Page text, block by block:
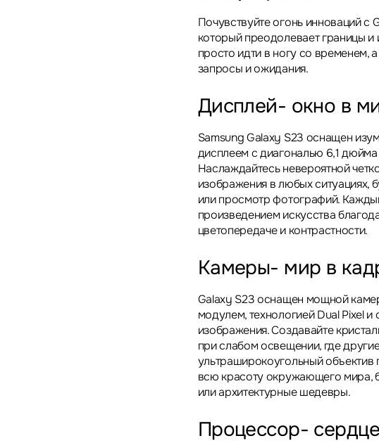
Почувствуйте огонь инноваций с
который преодолевает границы и
просто идти в ногу со временем,
запросы и ожидания.
Дисплей- окно в
Samsung Galaxy S23 оснащен
дисплеем с диагональю 6,1
Наслаждайтесь невероятной
изображения в любых ситуациях,
или просмотр фотографий.
произведением искусства
цветопередаче и контрастности.
Камеры- мир в
Galaxy S23 оснащен мощной
модулем, технологией Dual Pixel и
изображения. Создавайте
при слабом освещении, где
ультраширокоугольный объектив
всю красоту окружающего мира,
или архитектурные шедевры.
Процессор-